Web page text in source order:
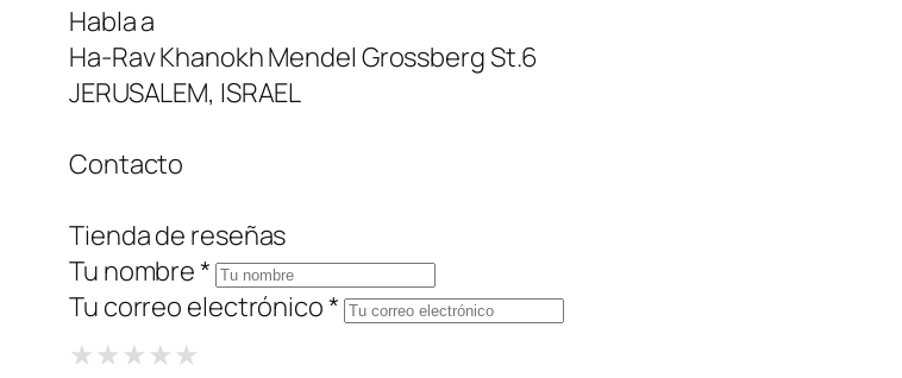
Habla a
Ha-Rav Khanokh Mendel Grossberg St.6
JERUSALEM, ISRAEL
Contacto
Tienda de reseñas
Tu nombre *
Tu correo electrónico *
★1 Star
★★2 Stars
★★★3 Stars
★★★★4 Stars
★★★★★